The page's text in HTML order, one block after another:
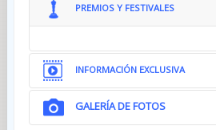
PREMIOS Y FESTIVALES
INFORMACIÓN EXCLUSIVA
GALERÍA DE FOTOS